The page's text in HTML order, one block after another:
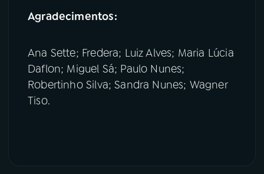
Agradecimentos:
Ana Sette; Fredera; Luiz Alves; Maria Lúcia
Daflon; Miguel Sá; Paulo Nunes;
Robertinho Silva; Sandra Nunes; Wagner
Tiso.